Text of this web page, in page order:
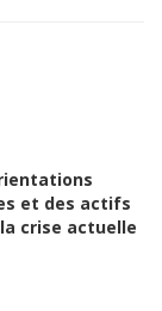
et des actifs
crise actuelle